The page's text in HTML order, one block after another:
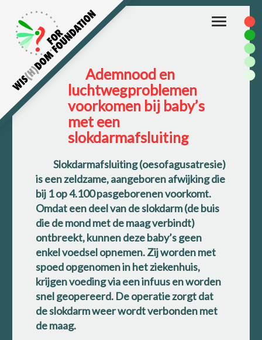
Toggle
navigation
Ademnood en
luchtwegproblemen
voorkomen bij baby’s
met een
slokdarmafsluiting
Slokdarmafsluiting (oesofagusatresie)
is een zeldzame, aangeboren afwijking die
bij 1 op 4.100 pasgeborenen voorkomt.
Omdat een deel van de slokdarm (de buis
die de mond met de maag verbindt)
ontbreekt, kunnen deze baby’s geen
enkel voedsel opnemen. Zij worden met
spoed opgenomen in het ziekenhuis,
krijgen voeding via een infuus en worden
snel geopereerd. De operatie zorgt dat
de slokdarm weer wordt verbonden met
de maag.